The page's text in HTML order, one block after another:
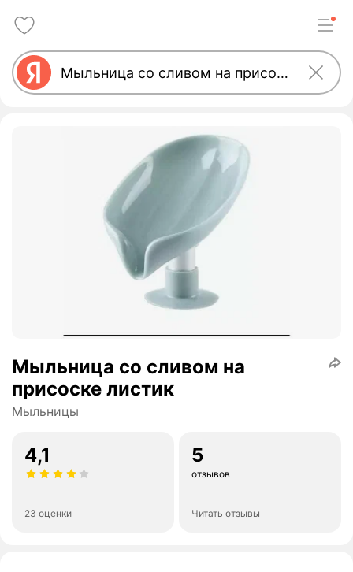
Мыльница со сливом на
присоске листик
Мыльницы
4,1
23 оценки
5
отзывов
Читать отзывы